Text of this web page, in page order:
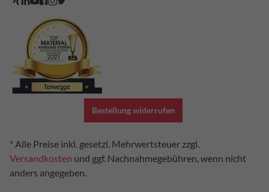
Bestellung widerrufen
* Alle Preise inkl. gesetzl. Mehrwertsteuer zzgl.
Versandkosten und ggf. Nachnahmegebühren, wenn nicht
anders angegeben.